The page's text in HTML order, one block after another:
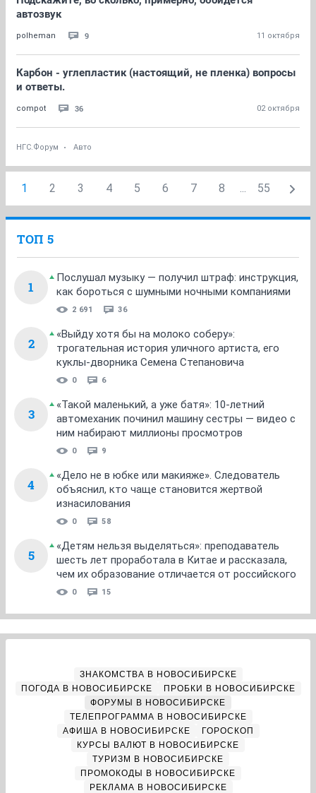
автозвук
polheman 9 11 октября
Карбон - углепластик (настоящий, не пленка) вопросы
и ответы.
compot 36 02 октября
НГС.Форум Авто
1 2 3 4 5 6 7 8 ... 55
ТОП 5
1
Послушал музыку — получил штраф: инструкция,
как бороться с шумными ночными компаниями
2 691 36
2
«Выйду хотя бы на молоко соберу»:
трогательная история уличного артиста, его
куклы-дворника Семена Степановича
0 6
3
«Такой маленький, а уже батя»: 10-летний
автомеханик починил машину сестры — видео с
ним набирают миллионы просмотров
0 9
4
«Дело не в юбке или макияже». Следователь
объяснил, кто чаще становится жертвой
изнасилования
0 58
5
«Детям нельзя выделяться»: преподаватель
шесть лет проработала в Китае и рассказала,
чем их образование отличается от российского
0 15
ЗНАКОМСТВА В НОВОСИБИРСКЕ
ПОГОДА В НОВОСИБИРСКЕ
ПРОБКИ В НОВОСИБИРСКЕ
ФОРУМЫ В НОВОСИБИРСКЕ
ТЕЛЕПРОГРАММА В НОВОСИБИРСКЕ
АФИША В НОВОСИБИРСКЕ
ГОРОСКОП
КУРСЫ ВАЛЮТ В НОВОСИБИРСКЕ
ТУРИЗМ В НОВОСИБИРСКЕ
ПРОМОКОДЫ В НОВОСИБИРСКЕ
РЕКЛАМА В НОВОСИБИРСКЕ